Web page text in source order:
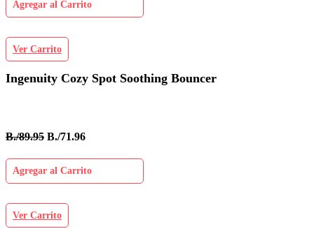
Agregar al Carrito
Ver Carrito
Ingenuity Cozy Spot Soothing Bouncer
B./89.95 B./71.96
Agregar al Carrito
Ver Carrito